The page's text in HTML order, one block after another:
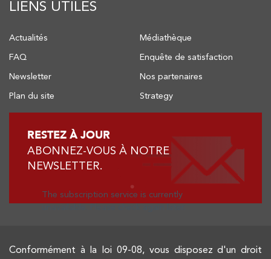
LIENS UTILES
Actualités
FAQ
Newsletter
Plan du site
Médiathèque
Enquête de satisfaction
Nos partenaires
Strategy
RESTEZ À JOUR
ABONNEZ-VOUS À NOTRE
NEWSLETTER.
The subscription service is currently
unavailable. Please check again later.
Conformément à la loi 09-08, vous disposez d'un droit